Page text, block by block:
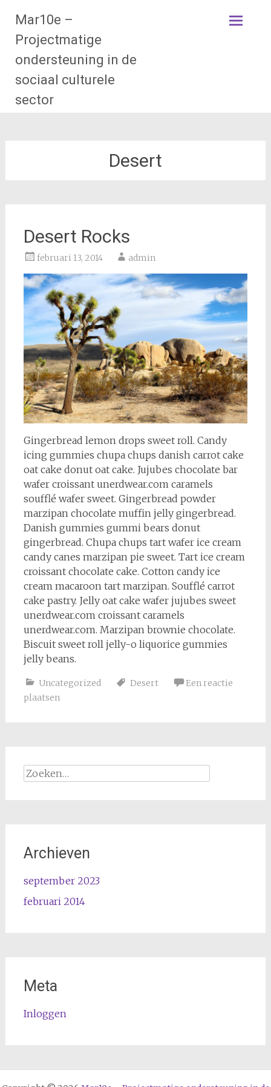
inhoud
springen
Mar10e –
Projectmatige
ondersteuning in de
sociaal culturele
sector
Desert
Desert Rocks
februari 13, 2014 admin
Gingerbread lemon drops sweet roll. Candy
icing gummies chupa chups danish carrot cake
oat cake donut oat cake. Jujubes chocolate bar
wafer croissant unerdwear.com caramels
soufflé wafer sweet. Gingerbread powder
marzipan chocolate muffin jelly gingerbread.
Danish gummies gummi bears donut
gingerbread. Chupa chups tart wafer ice cream
candy canes marzipan pie sweet. Tart ice cream
croissant chocolate cake. Cotton candy ice
cream macaroon tart marzipan. Soufflé carrot
cake pastry. Jelly oat cake wafer jujubes sweet
unerdwear.com croissant caramels
unerdwear.com. Marzipan brownie chocolate.
Biscuit sweet roll jelly-o liquorice gummies
jelly beans.
Uncategorized Desert
Een reactie
plaatsen
Zoeken
Archieven
september 2023
februari 2014
Meta
Inloggen